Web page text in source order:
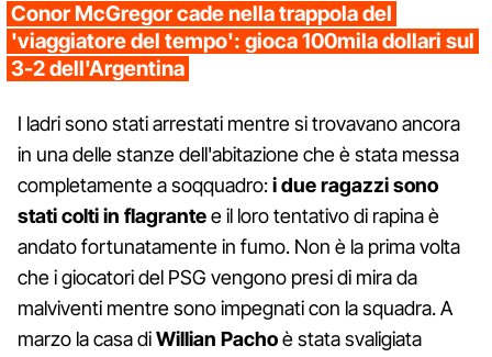
Conor McGregor cade nella trappola del
'viaggiatore del tempo': gioca 100mila dollari sul
3-2 dell'Argentina
I ladri sono stati arrestati mentre si trovavano ancora
in una delle stanze dell'abitazione che è stata messa
completamente a soqquadro:i due ragazzi sono
stati colti in flagrantee il loro tentativo di rapina è
andato fortunatamente in fumo. Non è la prima volta
che i giocatori del PSG vengono presi di mira da
malviventi mentre sono impegnati con la squadra. A
marzo la casa diWillian Pachoè stata svaligiata